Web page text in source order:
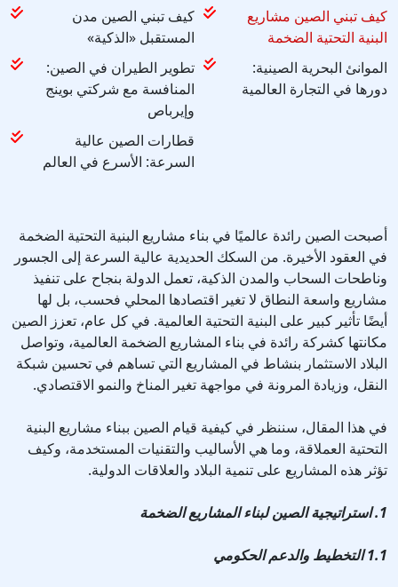
كيف تبني الصين مدن
المستقبل «الذكية»
كيف تبني الصين مشاريع
البنية التحتية الضخمة
تطوير الطيران في الصين:
المنافسة مع شركتي بوينج
وإيرباص
الموانئ البحرية الصينية:
دورها في التجارة العالمية
قطارات الصين عالية
السرعة: الأسرع في العالم
أصبحت الصين رائدة عالميًا في بناء مشاريع البنية التحتية الضخمة
في العقود الأخيرة. من السكك الحديدية عالية السرعة إلى الجسور
وناطحات السحاب والمدن الذكية، تعمل الدولة بنجاح على تنفيذ
مشاريع واسعة النطاق لا تغير اقتصادها المحلي فحسب، بل لها
أيضًا تأثير كبير على البنية التحتية العالمية. في كل عام، تعزز الصين
مكانتها كشركة رائدة في بناء المشاريع الضخمة العالمية، وتواصل
البلاد الاستثمار بنشاط في المشاريع التي تساهم في تحسين شبكة
النقل، وزيادة المرونة في مواجهة تغير المناخ والنمو الاقتصادي.
في هذا المقال، سننظر في كيفية قيام الصين ببناء مشاريع البنية
التحتية العملاقة، وما هي الأساليب والتقنيات المستخدمة، وكيف
تؤثر هذه المشاريع على تنمية البلاد والعلاقات الدولية.
1. استراتيجية الصين لبناء المشاريع الضخمة
1.1 التخطيط والدعم الحكومي